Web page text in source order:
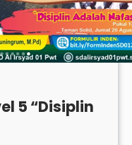
5 “Disiplin